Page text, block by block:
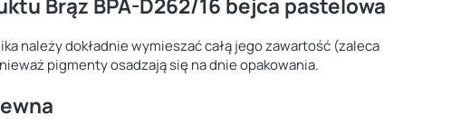
Brąz BPA-D262/16 bejca pastelowa
należy dokładnie wymieszać całą jego zawartość (zaleca
pigmenty osadzają się na dnie opakowania.